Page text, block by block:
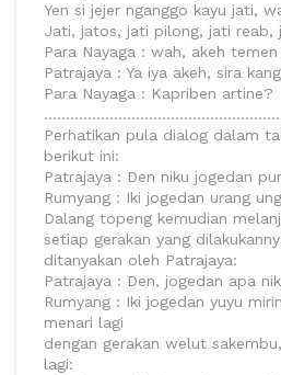
Yen si jejer nganggo kayu jati,
Jati, jatos, jati pilong, jati reab,
Para Nayaga : wah, akeh
Patrajaya : Ya iya akeh, sira
Para Nayaga : Kapriben artine?
Perhatikan pula dialog dalam
berikut ini:
Patrajaya : Den niku jogedan
Rumyang : Iki jogedan urang
Dalang topeng kemudian
setiap gerakan yang
ditanyakan oleh Patrajaya:
Patrajaya : Den, jogedan apa
Rumyang : Iki jogedan yuyu
menari lagi
dengan gerakan welut
lagi: